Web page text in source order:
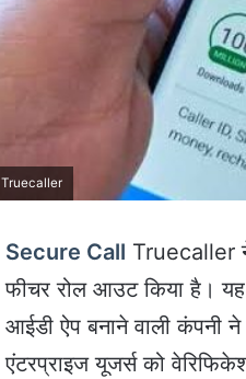
Truecaller
Secure Call Truecaller
फीचर रोल आउट किया है। यह
आईडी ऐप बनाने वाली कंपनी
एंटरप्राइज यूजर्स को